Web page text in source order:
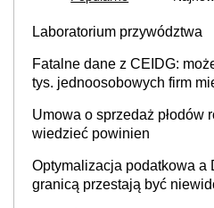
Laboratorium przywództwa
Fatalne dane z CEIDG:
tys. jednoosobowych firm
Umowa o sprzedaż płodów
wiedzieć powinien
Optymalizacja podatkowa a
granicą przestają być